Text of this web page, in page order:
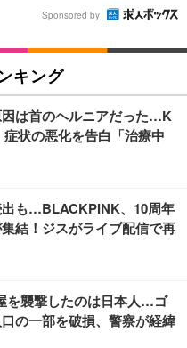
Sponsored by
キング
は首のヘルニアだった…K
状の悪化を告白「治療中
出も…BLACKPINK、10周年
結！ジスがライブ配信で再
を襲撃したのは日本人…ゴ
の一部を破損、警察が経緯